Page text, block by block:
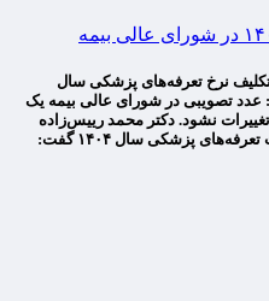
نرخ تعرفه‌های پزشکی سال
عدد تصویبی در شورای عالی بیمه یک
نشود. دکتر محمد رییس‌زاده
درباره آخرین وضعیت تعیین تکلیف وضعیت تعرفه‌های پزشکی سال ۱۴۰۴ گفت: